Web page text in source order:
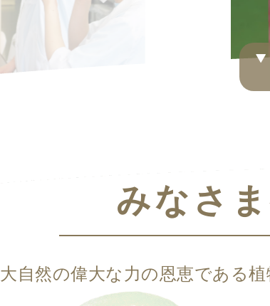
▼
みなさ
大自然の偉大な力の恩恵である植